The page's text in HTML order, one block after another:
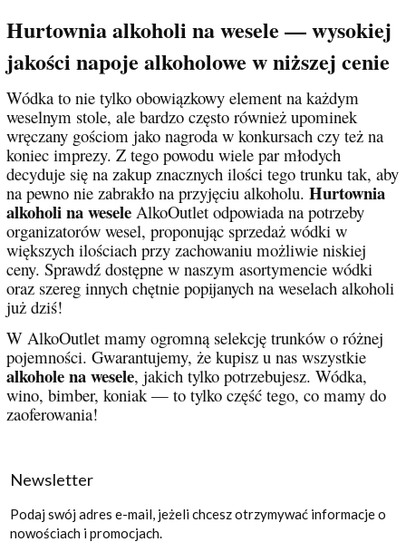
Hurtownia alkoholi na wesele — wysokiej
jakości napoje alkoholowe w niższej cenie
Wódka to nie tylko obowiązkowy element na każdym
weselnym stole, ale bardzo często również upominek
wręczany gościom jako nagroda w konkursach czy też na
koniec imprezy. Z tego powodu wiele par młodych
decyduje się na zakup znacznych ilości tego trunku tak, aby
na pewno nie zabrakło na przyjęciu alkoholu. Hurtownia
alkoholi na weseleAlkoOutlet odpowiada na potrzeby
organizatorów wesel, proponując sprzedaż wódki w
większych ilościach przy zachowaniu możliwie niskiej
ceny. Sprawdź dostępne w naszym asortymencie wódki
oraz szereg innych chętnie popijanych na weselach alkoholi
już dziś!
W AlkoOutlet mamy ogromną selekcję trunków o różnej
pojemności. Gwarantujemy, że kupisz u nas wszystkie
alkohole na wesele, jakich tylko potrzebujesz. Wódka,
wino, bimber, koniak — to tylko część tego, co mamy do
zaoferowania!
Newsletter
Podaj swój adres e-mail, jeżeli chcesz otrzymywać informacje o
nowościach i promocjach.